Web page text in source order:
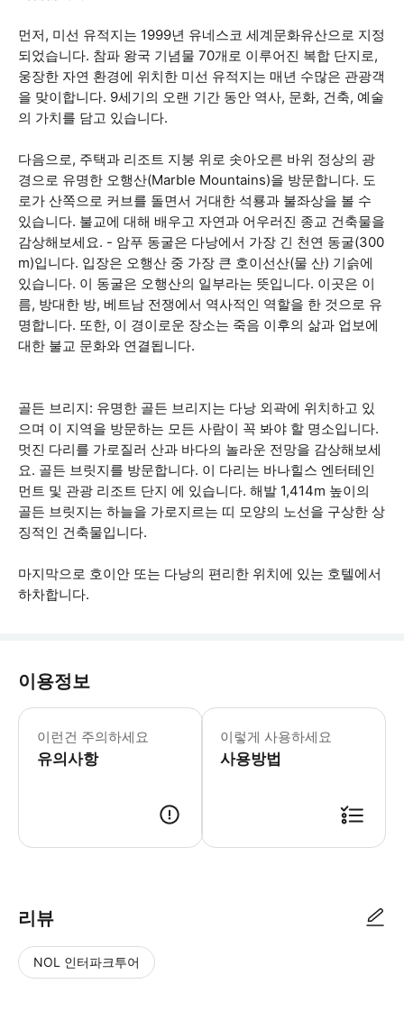
먼저, 미선 유적지는 1999년 유네스코 세계문화유산으로 지정
되었습니다. 참파 왕국 기념물 70개로 이루어진 복합 단지로,
웅장한 자연 환경에 위치한 미선 유적지는 매년 수많은 관광객
을 맞이합니다. 9세기의 오랜 기간 동안 역사, 문화, 건축, 예술
의 가치를 담고 있습니다.
다음으로, 주택과 리조트 지붕 위로 솟아오른 바위 정상의 광
경으로 유명한 오행산(Marble Mountains)을 방문합니다. 도
로가 산쪽으로 커브를 돌면서 거대한 석룡과 불좌상을 볼 수
있습니다. 불교에 대해 배우고 자연과 어우러진 종교 건축물을
감상해보세요. - 암푸 동굴은 다낭에서 가장 긴 천연 동굴(300
m)입니다. 입장은 오행산 중 가장 큰 호이선산(물 산) 기슭에
있습니다. 이 동굴은 오행산의 일부라는 뜻입니다. 이곳은 이
름, 방대한 방, 베트남 전쟁에서 역사적인 역할을 한 것으로 유
명합니다. 또한, 이 경이로운 장소는 죽음 이후의 삶과 업보에
대한 불교 문화와 연결됩니다.
골든 브리지: 유명한 골든 브리지는 다낭 외곽에 위치하고 있
으며 이 지역을 방문하는 모든 사람이 꼭 봐야 할 명소입니다.
멋진 다리를 가로질러 산과 바다의 놀라운 전망을 감상해보세
요. 골든 브릿지를 방문합니다. 이 다리는 바나힐스 엔터테인
먼트 및 관광 리조트 단지 에 있습니다. 해발 1,414m 높이의
골든 브릿지는 하늘을 가로지르는 띠 모양의 노선을 구상한 상
징적인 건축물입니다.
마지막으로 호이안 또는 다낭의 편리한 위치에 있는 호텔에서
하차합니다.
이용정보
이런건 주의하세요
유의사항
티켓은 프로그램에 포함되어 있지 않
이렇게 사용하세요
사용방법
리뷰
NOL 인터파크투어